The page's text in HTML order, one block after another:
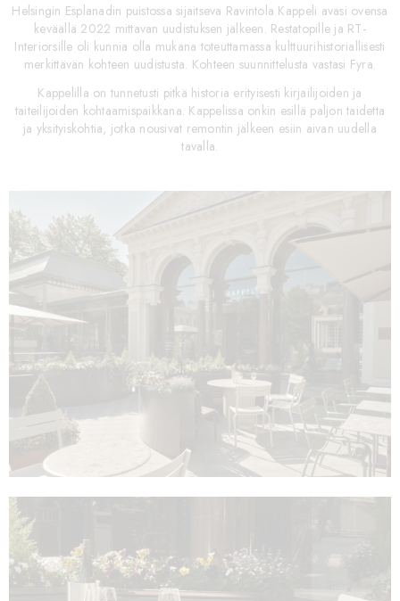
Helsingin Esplanadin puistossa sijaitseva Ravintola Kappeli avasi ovensa
keväällä 2022 mittavan uudistuksen jälkeen. Restatopille ja RT-
Interiorsille oli kunnia olla mukana toteuttamassa kulttuurihistoriallisesti
merkittävän kohteen uudistusta. Kohteen suunnittelusta vastasi Fyra.
Kappelilla on tunnetusti pitkä historia erityisesti kirjailijoiden ja
taiteilijoiden kohtaamispaikkana. Kappelissa onkin esillä paljon taidetta
ja yksityiskohtia, jotka nousivat remontin jälkeen esiin aivan uudella
tavalla.